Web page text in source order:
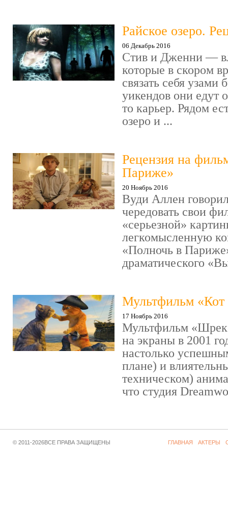
Райское озеро.
06 Декабрь 2016
Стив и Дженни —
которые в скором
связать себя узами
уикендов они едут
то карьер. Рядом
озеро и ...
Рецензия на
Париже»
20 Ноябрь 2016
Вуди Аллен
чередовать свои
«серьезной»
легкомысленную
«Полночь в
драматического
Мультфильм «Кот
17 Ноябрь 2016
Мультфильм
на экраны в 2001
настолько
плане) и
техническом)
что студия
© 2011-2026ВСЕ ПРАВА ЗАЩИЩЕНЫ ГЛАВНАЯ АКТЕРЫ